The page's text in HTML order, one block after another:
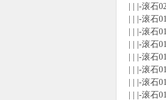
| | |-滚石
| | |-滚石
| | |-滚石
| | |-滚石
| | |-滚石
| | |-滚石
| | |-滚石
| | |-滚石